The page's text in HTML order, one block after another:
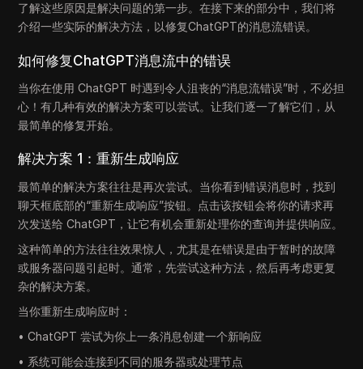
了解这些原因是解决问题的第一步。在接下来的部分中，我们将
介绍一些实际的解决方法，以修复ChatGPT的消息流错误。
如何修复ChatGPT消息流中的错误
当你在使用 ChatGPT 时遇到令人沮丧的“消息流错误”时，不必担
心！有几种有效的解决方案可以尝试。让我们逐一了解它们，从
最简单的修复开始。
解决方案 1：重新生成响应
最简单的解决方案往往是再次尝试。当你看到错误消息时，找到
聊天框底部的“重新生成响应”按钮。点击该按钮会将你的请求再
次发送给 ChatGPT，让它有机会重新处理你的查询并提供响应。
这种简单的方法往往效果惊人，尤其是在错误是由于暂时的故障
或服务器问题引起时。通常，先尝试这种方法，然后再考虑更复
杂的解决方案。
当你重新生成响应时：
• ChatGPT 尝试为你上一条消息创建一个新响应
• 系统可能会连接到不同的服务器或处理节点